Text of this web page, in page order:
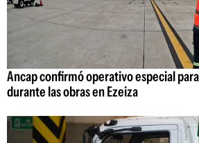
Ancap confirmó operativo especial
durante las obras en Ezeiza